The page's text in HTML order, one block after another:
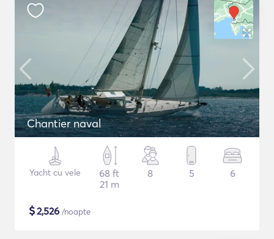
Chantier naval
Yacht cu vele
68 ft
21 m
8 5 6
$2,526 /noapte